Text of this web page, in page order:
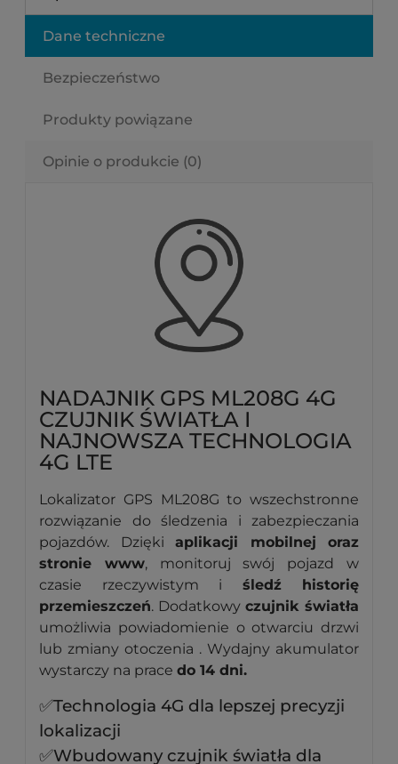
Dane techniczne
Bezpieczeństwo
Produkty powiązane
Opinie o produkcie (0)
NADAJNIK GPS ML208G 4G
CZUJNIK ŚWIATŁA I
NAJNOWSZA TECHNOLOGIA
4G LTE
Lokalizator GPS ML208G to wszechstronne
rozwiązanie do śledzenia i zabezpieczania
pojazdów. Dzięki aplikacji mobilnej oraz
stronie www, monitoruj swój pojazd w
czasie rzeczywistym i śledź historię
przemieszczeń. Dodatkowy czujnik światła
umożliwia powiadomienie o otwarciu drzwi
lub zmiany otoczenia . Wydajny akumulator
wystarczy na prace do 14 dni.
✅Technologia 4G dla lepszej precyzji
lokalizacji
✅Wbudowany czujnik światła dla